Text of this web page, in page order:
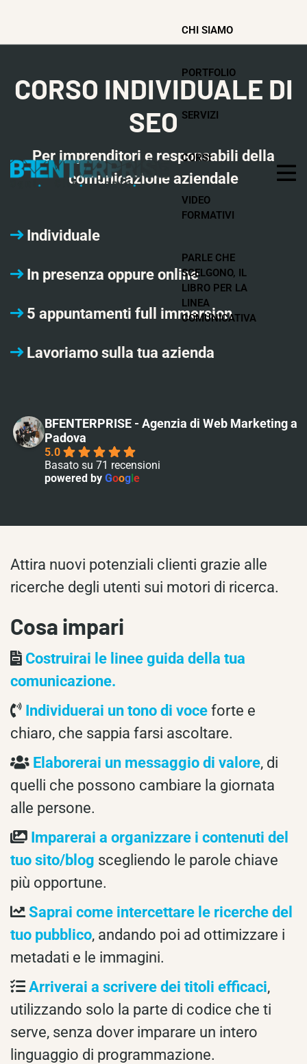
CHI SIAMO
PORTFOLIO
SERVIZI
CORSI
VIDEO
FORMATIVI
PARLE CHE
SCELGONO, IL
LIBRO PER LA
LINEA
COMUNICATIVA
CORSO INDIVIDUALE DI
SEO
Per imprenditori e responsabili della
comunicazione aziendale
Individuale
In presenza oppure online
5 appuntamenti full immersion
Lavoriamo sulla tua azienda
BFENTERPRISE - Agenzia di Web Marketing a
Padova
5.0
Basato su 71 recensioni
powered by Google
Attira nuovi potenziali clienti grazie alle
ricerche degli utenti sui motori di ricerca.
Cosa impari
Costruirai le linee guida della tua
comunicazione.
Individuerai un tono di voce forte e
chiaro, che sappia farsi ascoltare.
Elaborerai un messaggio di valore, di
quelli che possono cambiare la giornata
alle persone.
Imparerai a organizzare i contenuti del
tuo sito/blog scegliendo le parole chiave
più opportune.
Saprai come intercettare le ricerche del
tuo pubblico, andando poi ad ottimizzare i
metadati e le immagini.
Arriverai a scrivere dei titoli efficaci,
utilizzando solo la parte di codice che ti
serve, senza dover imparare un intero
linguaggio di programmazione.